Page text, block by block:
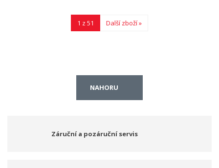
1 z 51 Další zboží »
NAHORU
Záruční a pozáruční servis